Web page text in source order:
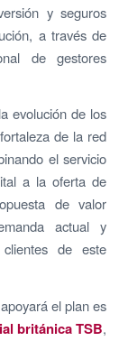
y seguros
a través de
de gestores
evolución de los
de la red
el servicio
a la oferta de
de valor
actual y
de este
el plan es
británica TSB,